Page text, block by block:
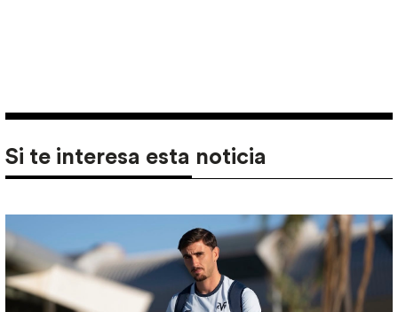
Si te interesa esta noticia